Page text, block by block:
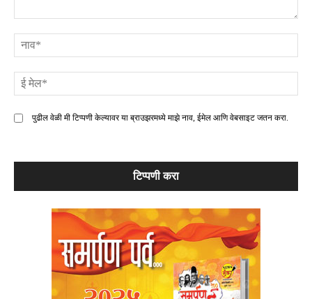
पुढील वेळी मी टिप्पणी केल्यावर या ब्राउझरमध्ये माझे नाव, ईमेल आणि वेबसाइट जतन करा.